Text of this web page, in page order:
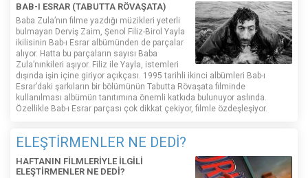
BAB-I ESRAR (TABUTTA RÖVAŞATA)
Baba Zula’nın filme yazdığı müzikleri yeterli
bulmayan Derviş Zaim, Şenol Filiz-Birol Yayla
ikilisinin Bab-ı Esrar albümünden de parçalar
alıyor. Hatta bu parçaların sayısı Baba
Zula’nınkileri aşıyor. Filiz ile Yayla, istemleri
dışında işin içine giriyor açıkçası. 1995 tarihli ikinci albümleri Bab-ı
Esrar’daki şarkıların bir bölümünün Tabutta Rövaşata filminde
kullanılması albümün tanıtımına önemli katkıda bulunuyor aslında.
Özellikle Bab-ı Esrar parçası çok dikkat çekiyor, filmle özdeşleşiyor.
ELEŞTİRMENLER NE DEDİ?
HAFTANIN FİLMLERİYLE İLGİLİ
ELEŞTİRMENLER NE DEDİ?